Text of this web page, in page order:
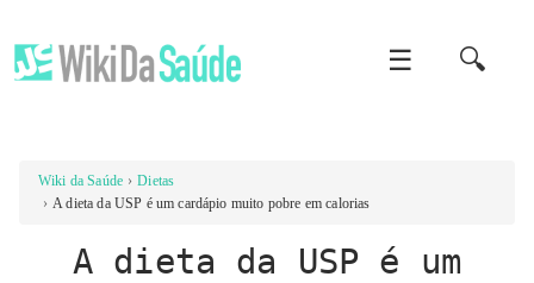
☰ 🔍
Wiki da Saúde
Dietas
A dieta da USP é um cardápio muito pobre em calorias
A dieta da USP é um